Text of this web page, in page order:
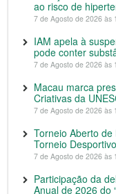
ao risco de
7 de Agosto de 2026 às
IAM apela à
pode conter
7 de Agosto de 2026 às
Macau marca
Criativas da
7 de Agosto de 2026 às
Torneio Aberto
Torneio
7 de Agosto de 2026 às
Participação da
Anual de 2026 do